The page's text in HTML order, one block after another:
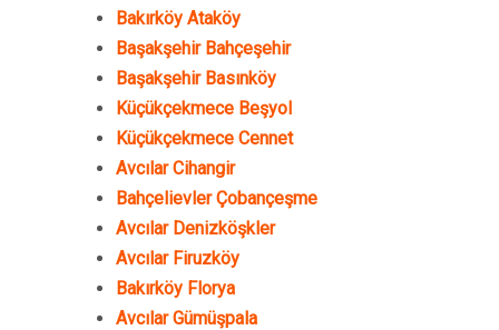
Bakırköy Ataköy
Başakşehir Bahçeşehir
Başakşehir Basınköy
Küçükçekmece Beşyol
Küçükçekmece Cennet
Avcılar Cihangir
Bahçelievler Çobançeşme
Avcılar Denizköşkler
Avcılar Firuzköy
Bakırköy Florya
Avcılar Gümüşpala